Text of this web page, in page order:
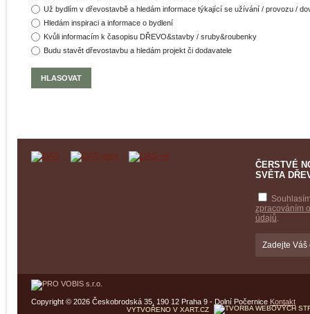
Už bydlím v dřevostavbě a hledám informace týkající se užívání / provozu /
Hledám inspiraci a informace o bydlení
Kvůli informacím k časopisu DŘEVO&stavby / sruby&roubenky
Budu stavět dřevostavbu a hledám projekt či dodavatele
ČERSTVÉ
SVĚTA
zpracováním
údajů
Copyright © 2026 Českobrodská 35, 190 12 Praha 9 - Dolní Počernice Kontakt
VYTVOŘENO V XART.CZ